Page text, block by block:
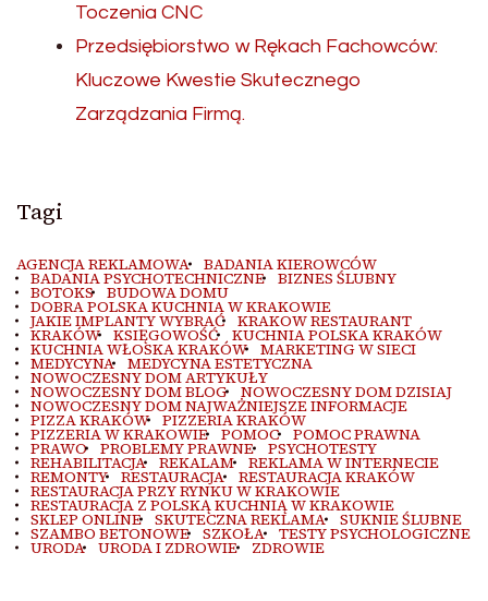
Toczenia CNC
Przedsiębiorstwo w Rękach Fachowców:
Kluczowe Kwestie Skutecznego
Zarządzania Firmą.
Tagi
AGENCJA REKLAMOWA BADANIA KIEROWCÓW
BADANIA PSYCHOTECHNICZNE BIZNES ŚLUBNY
BOTOKS BUDOWA DOMU
DOBRA POLSKA KUCHNIA W KRAKOWIE
JAKIE IMPLANTY WYBRAĆ KRAKOW RESTAURANT
KRAKÓW KSIĘGOWOŚĆ KUCHNIA POLSKA KRAKÓW
KUCHNIA WŁOSKA KRAKÓW MARKETING W SIECI
MEDYCYNA MEDYCYNA ESTETYCZNA
NOWOCZESNY DOM ARTYKUŁY
NOWOCZESNY DOM BLOG NOWOCZESNY DOM DZISIAJ
NOWOCZESNY DOM NAJWAŻNIEJSZE INFORMACJE
PIZZA KRAKÓW PIZZERIA KRAKÓW
PIZZERIA W KRAKOWIE POMOC POMOC PRAWNA
PRAWO PROBLEMY PRAWNE PSYCHOTESTY
REHABILITACJA REKALAM REKLAMA W INTERNECIE
REMONTY RESTAURACJA RESTAURACJA KRAKÓW
RESTAURACJA PRZY RYNKU W KRAKOWIE
RESTAURACJA Z POLSKĄ KUCHNIĄ W KRAKOWIE
SKLEP ONLINE SKUTECZNA REKLAMA SUKNIE ŚLUBNE
SZAMBO BETONOWE SZKOŁA TESTY PSYCHOLOGICZNE
URODA URODA I ZDROWIE ZDROWIE